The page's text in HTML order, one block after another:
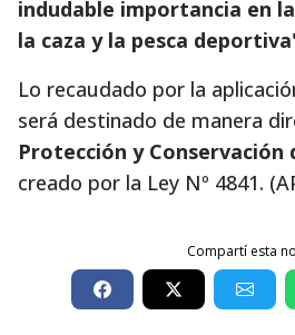
indudable importancia en
la caza y la pesca
Lo recaudado por la
será destinado de manera
Protección y Conservación
creado por la Ley Nº 4841.
Compartí esta